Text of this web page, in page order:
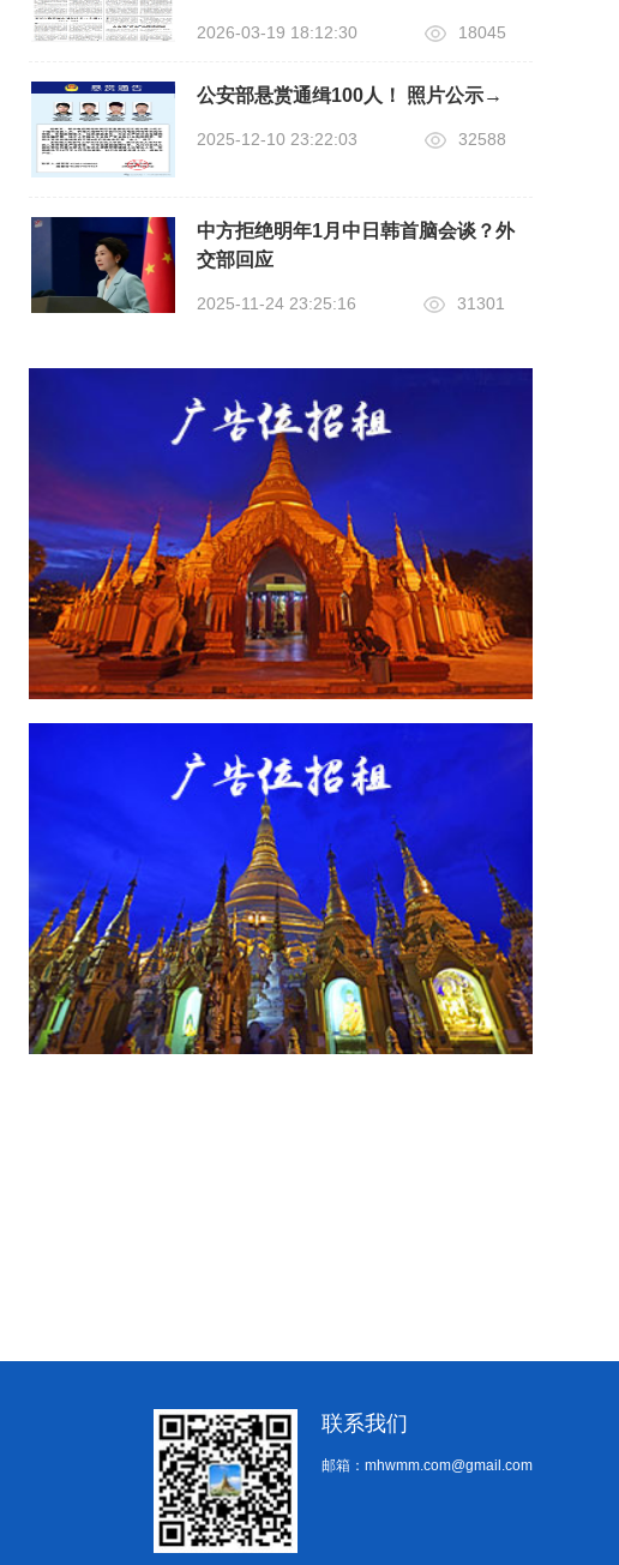
2026-03-19 18:12:30 18045
公安部悬赏通缉100人！ 照片公示→
2025-12-10 23:22:03 32588
中方拒绝明年1月中日韩首脑会谈？外
交部回应
2025-11-24 23:25:16 31301
联系我们
邮箱：mhwmm.com@gmail.com